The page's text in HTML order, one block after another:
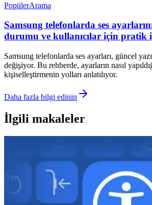
PopülerArama
Samsung telefonlarda ses
durumu ve kullanıcılar için pratik
Samsung telefonlarda ses ayarları, güncel
değişiyor. Bu rehberde, ayarların nasıl
kişiselleştirmenin yolları anlatılıyor.
Daha fazla bilgi edinin
İlgili makaleler